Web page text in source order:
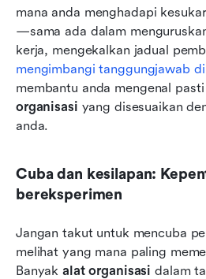
mana anda menghadapi
—sama ada dalam
mengimbangi tanggungjawab
membantu anda mengenal
organisasi yang disesuaikan
anda.
Cuba dan kesilapan:
bereksperimen
Jangan takut untuk mencuba
melihat yang mana paling
Banyak alat organisasi dalam